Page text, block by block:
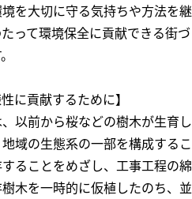
を大切に守る気持ちや方法を継
って環境保全に貢献できる街づ
に貢献するために】
以前から桜などの樹木が生育し
域の生態系の一部を構成するこ
ることをめざし、工事工程の綿
木を一時的に仮植したのち、並